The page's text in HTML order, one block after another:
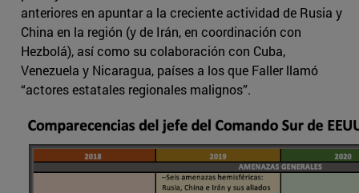
anteriores en apuntar a la creciente actividad de Rusia y
China en la región (y de Irán, en coordinación con
Hezbolá), así como su colaboración con Cuba,
Venezuela y Nicaragua, países a los que Faller llamó
“actores estatales regionales malignos”.